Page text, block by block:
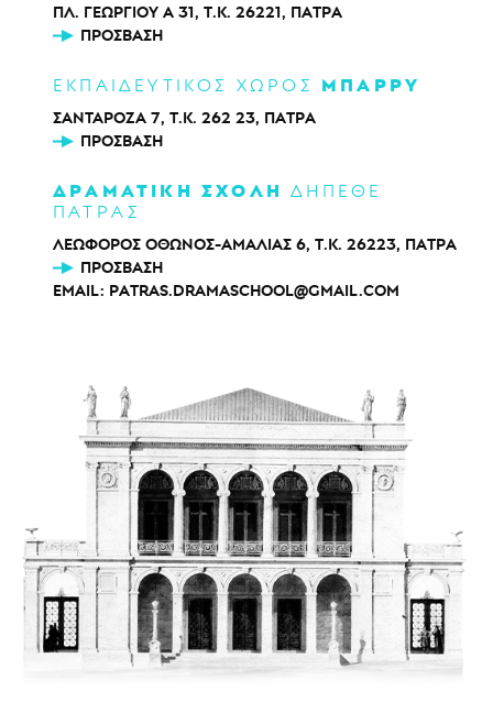
ΠΛ. ΓΕΩΡΓΙΟΥ Α 31, Τ.Κ. 26221, ΠΑΤΡΑ
ΠΡΌΣΒΑΣΗ
ΕΚΠΑΙΔΕΥΤΙΚΟΣ ΧΩΡΟΣ ΜΠΑΡΡΥ
ΣΑΝΤΑΡΟΖΑ 7, Τ.Κ. 262 23, ΠΑΤΡΑ
ΠΡΌΣΒΑΣΗ
ΔΡΑΜΑΤΙΚΗ ΣΧΟΛΗ ΔΗΠΕΘΕ
ΠΑΤΡΑΣ
ΛΕΩΦΟΡΟΣ ΟΘΩΝΟΣ-ΑΜΑΛΙΑΣ 6, Τ.Κ. 26223, ΠΑΤΡΑ
ΠΡΌΣΒΑΣΗ
EMAIL: PATRAS.DRAMASCHOOL@GMAIL.COM